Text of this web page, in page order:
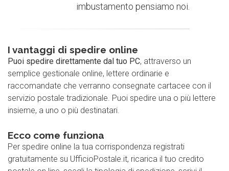
imbustamento pensiamo noi.
I vantaggi di spedire online
Puoi spedire direttamente dal tuo PC, attraverso un
semplice gestionale online, lettere ordinarie e
raccomandate che verranno consegnate cartacee con il
servizio postale tradizionale. Puoi spedire una o più lettere
insieme, a uno o più destinatari.
Ecco come funziona
Per spedire online la tua corrispondenza registrati
gratuitamente su UfficioPostale.it, ricarica il tuo credito